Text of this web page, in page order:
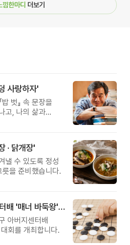
낌한마디 더보기
사랑하자'
벗』 속 문장을
고, 나의 삶과
· 닭개장'
낼 수 있도록 정성
을 준비했습니다.
제3회 서초구 아버지센터배 '매너 바둑왕' 대회
아버지센터배
회를 개최합니다.